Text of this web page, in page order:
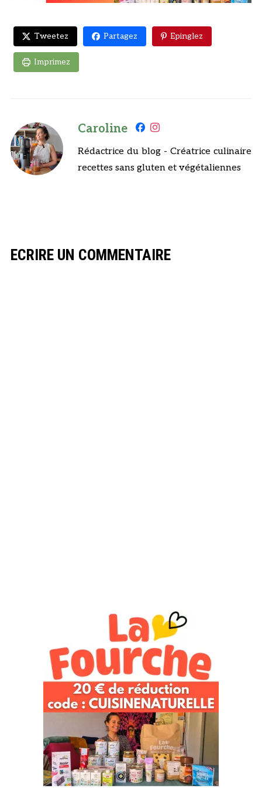
Tweetez Partagez Epinglez
Imprimez
Caroline
Rédactrice du blog - Créatrice culinaire
recettes sans gluten et végétaliennes
ECRIRE UN COMMENTAIRE